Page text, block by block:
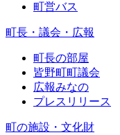
町営バス
町長・議会・広報
町長の部屋
皆野町町議会
広報みなの
プレスリリース
町の施設・文化財